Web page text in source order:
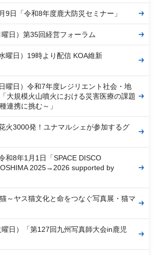
9日「令和8年度鹿大防災セミナー」
日）第35回経営フォーラム
曜日）19時より配信 KOA維新
曜日）令和7年度レジリエント社会・地
大規模火山噴火における災害医療の課題
連携に挑む～」
火3000発！ユナマルシェが参加するグ
和8年1月1日「SPACE DISCO
2025→2026 supported by
～ヤス猫文化と命をつなぐ写真展・猫マ
日）「第127回九州写真師大会in鹿児